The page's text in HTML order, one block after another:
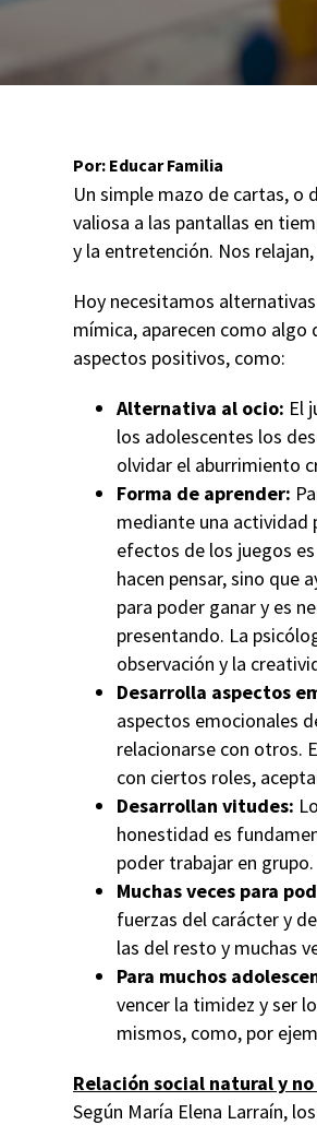
Por: Educar Familia
Un simple mazo de cartas, o
valiosa a las pantallas en
y la entretención. Nos
Hoy necesitamos
mímica, aparecen como algo
aspectos positivos, como:
Alternativa al ocio: El
los adolescentes los
olvidar el aburrimiento
Forma de aprender:
mediante una actividad
efectos de los juegos
hacen pensar, sino que
para poder ganar y es
presentando. La
observación y la
Desarrolla aspectos
aspectos emocionales
relacionarse con otros.
con ciertos roles,
Desarrollan vitudes:
honestidad es
poder trabajar en grupo.
Muchas veces para
fuerzas del carácter y
las del resto y muchas
Para muchos
vencer la timidez y ser
mismos, como, por
Relación social natural y
Según María Elena Larraín,